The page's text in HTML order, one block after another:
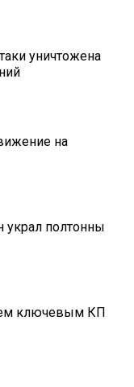
уничтожена
на
украл полтонны
ключевым КП